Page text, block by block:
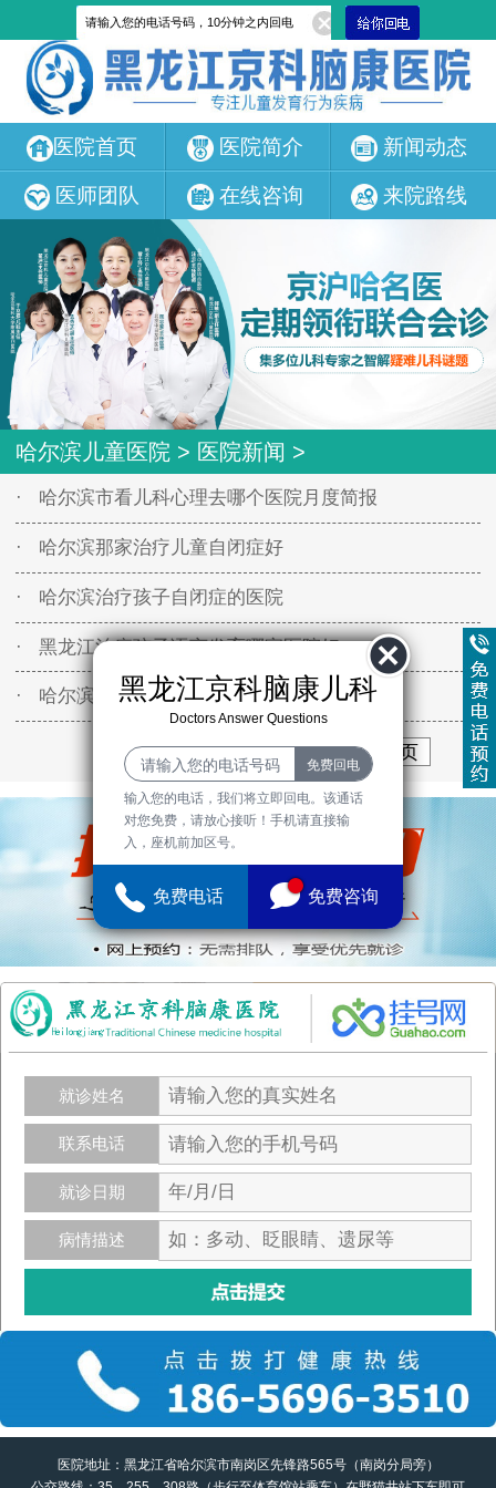
医院首页 医院简介 新闻动态
医师团队 在线咨询 来院路线
哈尔滨儿童医院 > 医院新闻 >
· 哈尔滨市看儿科心理去哪个医院月度简报
· 哈尔滨那家治疗儿童自闭症好
· 哈尔滨治疗孩子自闭症的医院
· 黑龙江治疗孩子语言发育哪家医院好
· 哈尔滨哪个医院治孩子语言障碍的
首页 上一页 2 3 4
下一页
末页
就诊姓名
联系电话
就诊日期
病情描述
医院地址：黑龙江省哈尔滨市南岗区先锋路565号（南岗分局旁）
黑龙江京科脑康儿科
Doctors Answer Questions
输入您的电话，我们将立即回电。该通话
对您免费，请放心接听！手机请直接输
入，座机前加区号。
免费电话 免费咨询